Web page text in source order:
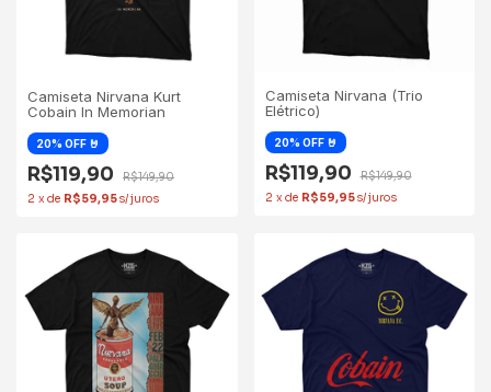
Camiseta Nirvana Kurt
Cobain In Memorian
R$119,90
R$149,90
2 x de R$59,95
Camiseta Nirvana (Trio
Elétrico)
R$119,90
R$149,90
2 x de R$59,95